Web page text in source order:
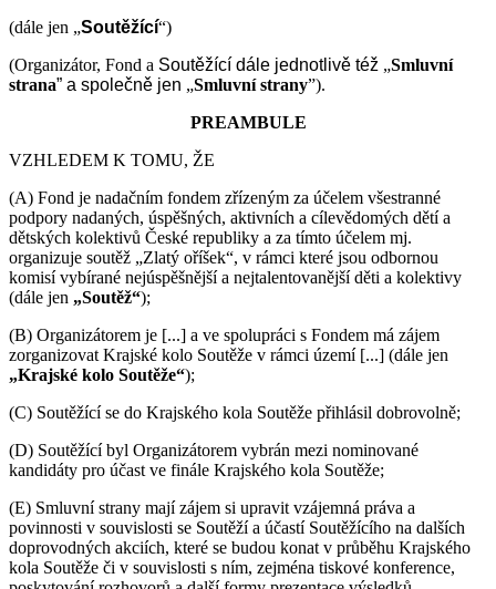
(dále jen „Soutěžící“)
(Organizátor, Fond a Soutěžící dále jednotlivě též „Smluvní
strana” a společně jen „Smluvní strany”).
PREAMBULE
VZHLEDEM K TOMU, ŽE
(A) Fond je nadačním fondem zřízeným za účelem všestranné
podpory nadaných, úspěšných, aktivních a cílevědomých dětí a
dětských kolektivů České republiky a za tímto účelem mj.
organizuje soutěž „Zlatý oříšek“, v rámci které jsou odbornou
komisí vybírané nejúspěšnější a nejtalentovanější děti a kolektivy
(dále jen „Soutěž“);
(B) Organizátorem je [...] a ve spolupráci s Fondem má zájem
zorganizovat Krajské kolo Soutěže v rámci území [...] (dále jen
„Krajské kolo Soutěže“);
(C) Soutěžící se do Krajského kola Soutěže přihlásil dobrovolně;
(D) Soutěžící byl Organizátorem vybrán mezi nominované
kandidáty pro účast ve finále Krajského kola Soutěže;
(E) Smluvní strany mají zájem si upravit vzájemná práva a
povinnosti v souvislosti se Soutěží a účastí Soutěžícího na dalších
doprovodných akciích, které se budou konat v průběhu Krajského
kola Soutěže či v souvislosti s ním, zejména tiskové konference,